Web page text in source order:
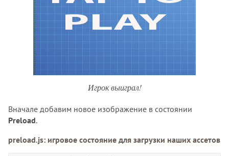
Игрок выиграл!
Вначале добавим новое изображение в состоянии
Preload.
preload.js: игровое состояние для загрузки наших ассетов